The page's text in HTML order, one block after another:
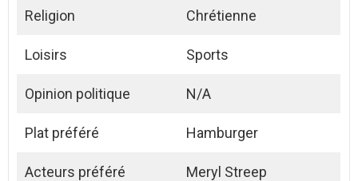
Religion Chrétienne
Loisirs Sports
Opinion politique N/A
Plat préféré Hamburger
Acteurs préféré Meryl Streep